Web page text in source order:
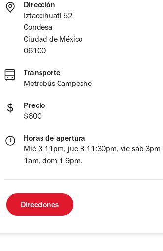
Dirección
Iztaccihuatl 52
Condesa
Ciudad de México
06100
Transporte
Metrobús Campeche
Precio
$600
Horas de apertura
Mié 3-11pm, jue 3-11:30pm, vie-sáb 3pm-
1am, dom 1-9pm.
Direcciones